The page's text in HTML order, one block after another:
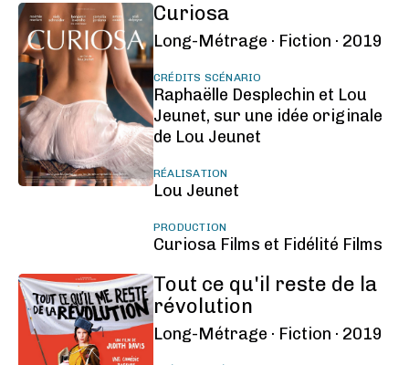
Curiosa
Long-Métrage · Fiction · 2019
CRÉDITS SCÉNARIO
Raphaëlle Desplechin et Lou
Jeunet, sur une idée originale
de Lou Jeunet
RÉALISATION
Lou Jeunet
PRODUCTION
Curiosa Films et Fidélité Films
Tout ce qu'il reste de la
révolution
Long-Métrage · Fiction · 2019